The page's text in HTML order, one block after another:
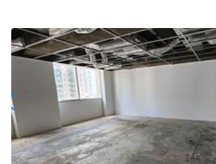
Camion
Container
Fiera/festival
Galleria d'arte
Imbarcazione